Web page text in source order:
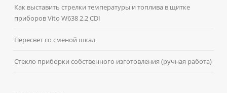
Как выставить стрелки температуры и топлива в щитке
приборов Vito W638 2.2 CDI
Пересвет со сменой шкал
Стекло приборки собственного изготовления (ручная работа)